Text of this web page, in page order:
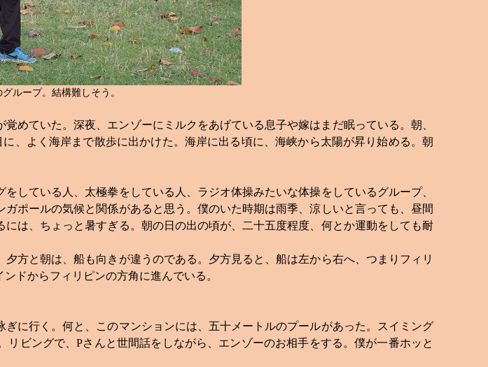
ループ。結構難しそう。
めていた。深夜、エンゾーにミルクをあげている息子や嫁はまだ眠っている。朝、
、よく海岸まで散歩に出かけた。海岸に出る頃に、海峡から太陽が昇り始める。朝
している人、太極拳をしている人、ラジオ体操みたいな体操をしているグループ、
ポールの気候と関係があると思う。僕のいた時期は雨季、涼しいと言っても、昼間
は、ちょっと暑すぎる。朝の日の出の頃が、二十五度程度、何とか運動をしても耐
方と朝は、船も向きが違うのである。夕方見ると、船は左から右へ、つまりフィリ
ドからフィリピンの方角に進んでいる。
に行く。何と、このマンションには、五十メートルのプールがあった。スイミング
リビングで、Pさんと世間話をしながら、エンゾーのお相手をする。僕が一番ホッと